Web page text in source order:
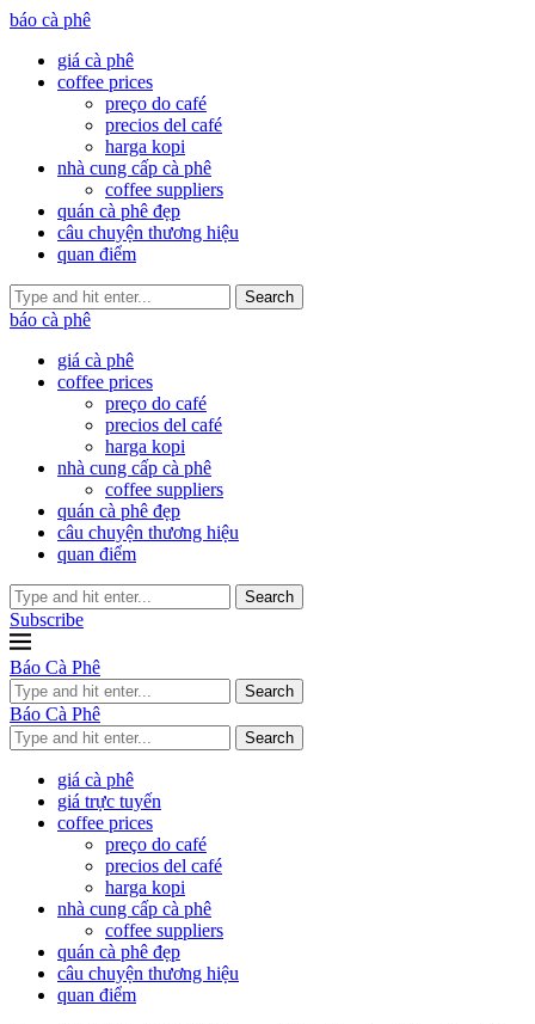
báo cà phê
giá cà phê
coffee prices
preço do café
precios del café
harga kopi
nhà cung cấp cà phê
coffee suppliers
quán cà phê đẹp
câu chuyện thương hiệu
quan điểm
Search
báo cà phê
giá cà phê
coffee prices
preço do café
precios del café
harga kopi
nhà cung cấp cà phê
coffee suppliers
quán cà phê đẹp
câu chuyện thương hiệu
quan điểm
Search
Subscribe
Báo Cà Phê
Search
Báo Cà Phê
Search
giá cà phê
giá trực tuyến
coffee prices
preço do café
precios del café
harga kopi
nhà cung cấp cà phê
coffee suppliers
quán cà phê đẹp
câu chuyện thương hiệu
quan điểm